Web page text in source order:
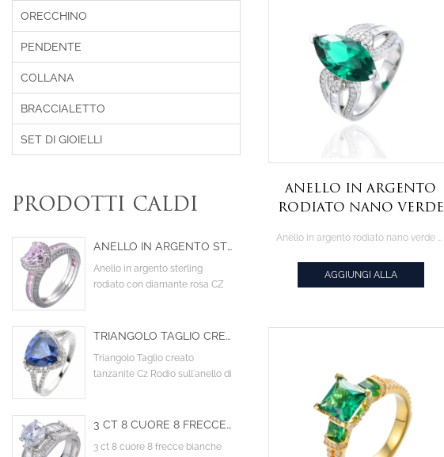
Anello in argento
rodiato nano verde
bianchi
AGGIUNGI ALLA
ORECCHINO
PENDENTE
COLLANA
BRACCIALETTO
SET DI GIOIELLI
PRODOTTI CALDI
ANELLO IN ARGENTO STERLING RODIATO CON ZIRCONI CUBICI DI COLORE ROSA A FORMA DI CUORE CON DIAMANTE
Anello in argento sterling
rodiato con diamante rosa CZ
TRIANGOLO TAGLIO CREATO TANZANITE CZ RODIO SULL'ANELLO DI FIDANZAMENTO DELLA PROGETTAZIONE STERLINA
Triangolo Taglio creato
tanzanite Cz Rodio sull'anello di
3 CT 8 CUORE 8 FRECCE BIANCHE AAA CUBIC ZIRCONIA PIETRA PRINCIPALE COCKTAIL FEDI NUZIALI DI FIDANZAMENTO
3 ct 8 cuore 8 frecce bianche